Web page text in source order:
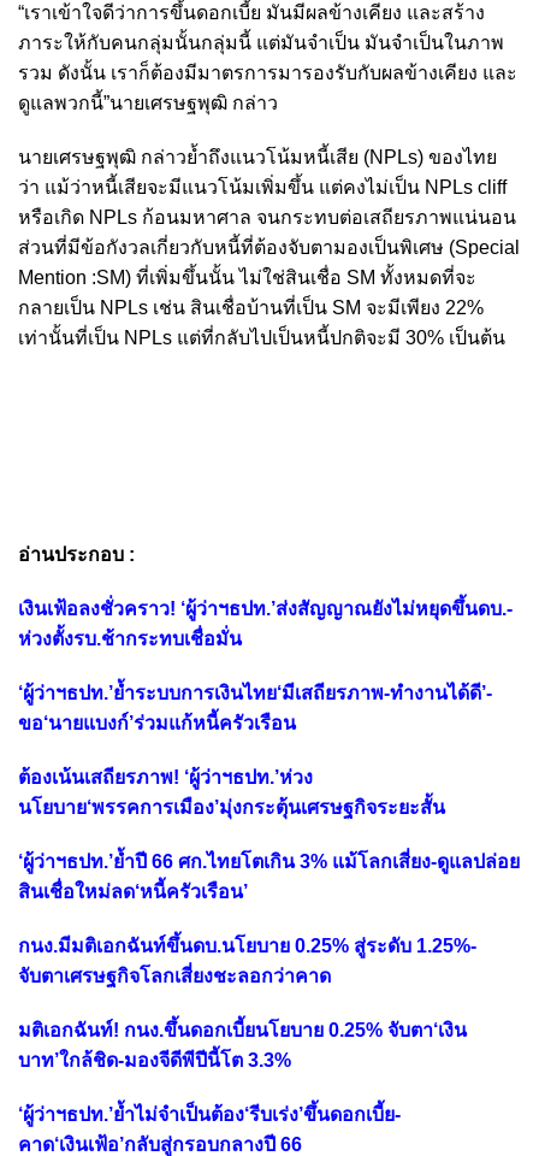
“เราเข้าใจดีว่าการขึ้นดอกเบี้ย มันมีผลข้างเคียง และสร้าง
ภาระให้กับคนกลุ่มนั้นกลุ่มนี้ แต่มันจำเป็น มันจำเป็นในภาพ
รวม ดังนั้น เราก็ต้องมีมาตรการมารองรับกับผลข้างเคียง และ
ดูแลพวกนี้”นายเศรษฐพุฒิ กล่าว
นายเศรษฐพุฒิ กล่าวย้ำถึงแนวโน้มหนี้เสีย (NPLs) ของไทย
ว่า แม้ว่าหนี้เสียจะมีแนวโน้มเพิ่มขึ้น แต่คงไม่เป็น NPLs cliff
หรือเกิด NPLs ก้อนมหาศาล จนกระทบต่อเสถียรภาพแน่นอน
ส่วนที่มีข้อกังวลเกี่ยวกับหนี้ที่ต้องจับตามองเป็นพิเศษ (Special
Mention :SM) ที่เพิ่มขึ้นนั้น ไม่ใช่สินเชื่อ SM ทั้งหมดที่จะ
กลายเป็น NPLs เช่น สินเชื่อบ้านที่เป็น SM จะมีเพียง 22%
เท่านั้นที่เป็น NPLs แต่ที่กลับไปเป็นหนี้ปกติจะมี 30% เป็นต้น
อ่านประกอบ :
เงินเฟ้อลงชั่วคราว! ‘ผู้ว่าฯธปท.’ส่งสัญญาณยังไม่หยุดขึ้นดบ.-
ห่วงตั้งรบ.ช้ากระทบเชื่อมั่น
‘ผู้ว่าฯธปท.’ย้ำระบบการเงินไทย‘มีเสถียรภาพ-ทำงานได้ดี’-
ขอ‘นายแบงก์’ร่วมแก้หนี้ครัวเรือน
ต้องเน้นเสถียรภาพ! ‘ผู้ว่าฯธปท.’ห่วง
นโยบาย‘พรรคการเมือง’มุ่งกระตุ้นเศรษฐกิจระยะสั้น
‘ผู้ว่าฯธปท.’ย้ำปี 66 ศก.ไทยโตเกิน 3% แม้โลกเสี่ยง-ดูแลปล่อย
สินเชื่อใหม่ลด‘หนี้ครัวเรือน’
กนง.มีมติเอกฉันท์ขึ้นดบ.นโยบาย 0.25% สู่ระดับ 1.25%-
จับตาเศรษฐกิจโลกเสี่ยงชะลอกว่าคาด
มติเอกฉันท์! กนง.ขึ้นดอกเบี้ยนโยบาย 0.25% จับตา‘เงิน
บาท’ใกล้ชิด-มองจีดีพีปีนี้โต 3.3%
‘ผู้ว่าฯธปท.’ย้ำไม่จำเป็นต้อง‘รีบเร่ง’ขึ้นดอกเบี้ย-
คาด‘เงินเฟ้อ’กลับสู่กรอบกลางปี 66